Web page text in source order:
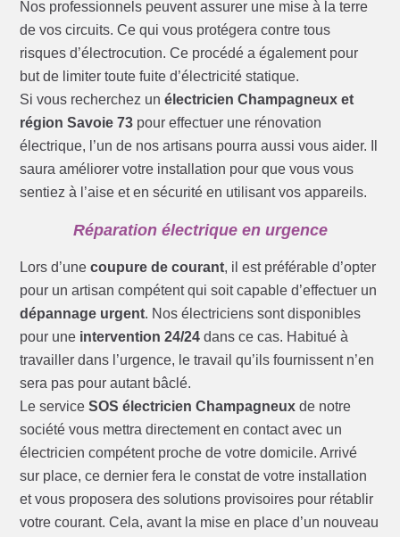
Nos professionnels peuvent assurer une mise à la terre
de vos circuits. Ce qui vous protégera contre tous
risques d’électrocution. Ce procédé a également pour
but de limiter toute fuite d’électricité statique.
Si vous recherchez unélectricien Champagneux et
région Savoie 73 pour effectuer une rénovation
électrique, l’un de nos artisans pourra aussi vous aider. Il
saura améliorer votre installation pour que vous vous
sentiez à l’aise et en sécurité en utilisant vos appareils.
Réparation électrique en urgence
Lors d’unecoupure de courant, il est préférable d’opter
pour un artisan compétent qui soit capable d’effectuer un
dépannage urgent. Nos électriciens sont disponibles
pour une intervention 24/24 dans ce cas. Habitué à
travailler dans l’urgence, le travail qu’ils fournissent n’en
sera pas pour autant bâclé.
Le serviceSOS électricien Champagneux de notre
société vous mettra directement en contact avec un
électricien compétent proche de votre domicile. Arrivé
sur place, ce dernier fera le constat de votre installation
et vous proposera des solutions provisoires pour rétablir
votre courant. Cela, avant la mise en place d’un nouveau